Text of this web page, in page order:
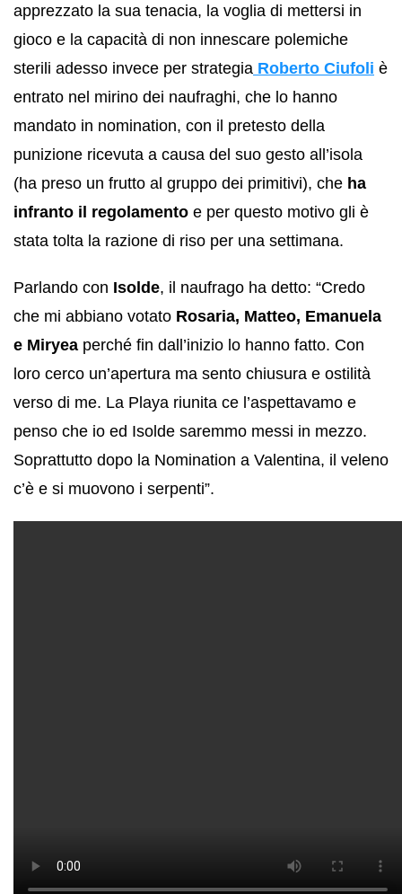
apprezzato la sua tenacia, la voglia di mettersi in
gioco e la capacità di non innescare polemiche
sterili adesso invece per strategia Roberto Ciufoli è
entrato nel mirino dei naufraghi, che lo hanno
mandato in nomination, con il pretesto della
punizione ricevuta a causa del suo gesto all’isola
(ha preso un frutto al gruppo dei primitivi), che ha
infranto il regolamento e per questo motivo gli è
stata tolta la razione di riso per una settimana.
Parlando con Isolde, il naufrago ha detto: “Credo
che mi abbiano votato Rosaria, Matteo, Emanuela
e Miryea perché fin dall’inizio lo hanno fatto. Con
loro cerco un’apertura ma sento chiusura e ostilità
verso di me. La Playa riunita ce l’aspettavamo e
penso che io ed Isolde saremmo messi in mezzo.
Soprattutto dopo la Nomination a Valentina, il veleno
c’è e si muovono i serpenti”.